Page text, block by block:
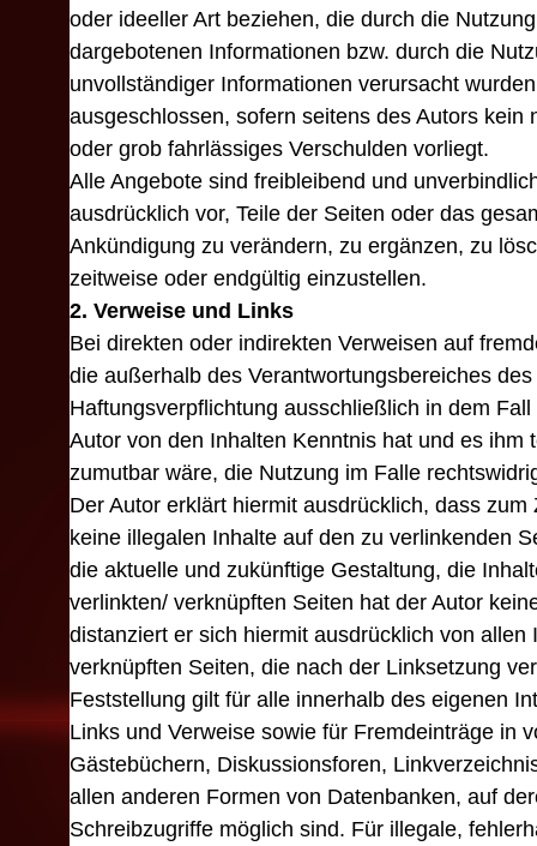
oder ideeller Art beziehen, die durch die
dargebotenen Informationen bzw. durch die
unvollständiger Informationen verursacht
ausgeschlossen, sofern seitens des Autors kein
oder grob fahrlässiges Verschulden vorliegt.
Alle Angebote sind freibleibend und
ausdrücklich vor, Teile der Seiten oder das
Ankündigung zu verändern, zu ergänzen, zu
zeitweise oder endgültig einzustellen.
2. Verweise und Links
Bei direkten oder indirekten Verweisen auf
die außerhalb des Verantwortungsbereiches
Haftungsverpflichtung ausschließlich in dem
Autor von den Inhalten Kenntnis hat und es ihm
zumutbar wäre, die Nutzung im Falle
Der Autor erklärt hiermit ausdrücklich, dass
keine illegalen Inhalte auf den zu verlinkenden
die aktuelle und zukünftige Gestaltung, die
verlinkten/ verknüpften Seiten hat der Autor
distanziert er sich hiermit ausdrücklich von allen
verknüpften Seiten, die nach der Linksetzung
Feststellung gilt für alle innerhalb des eigenen
Links und Verweise sowie für Fremdeinträge in
Gästebüchern, Diskussionsforen,
allen anderen Formen von Datenbanken, auf
Schreibzugriffe möglich sind. Für illegale,